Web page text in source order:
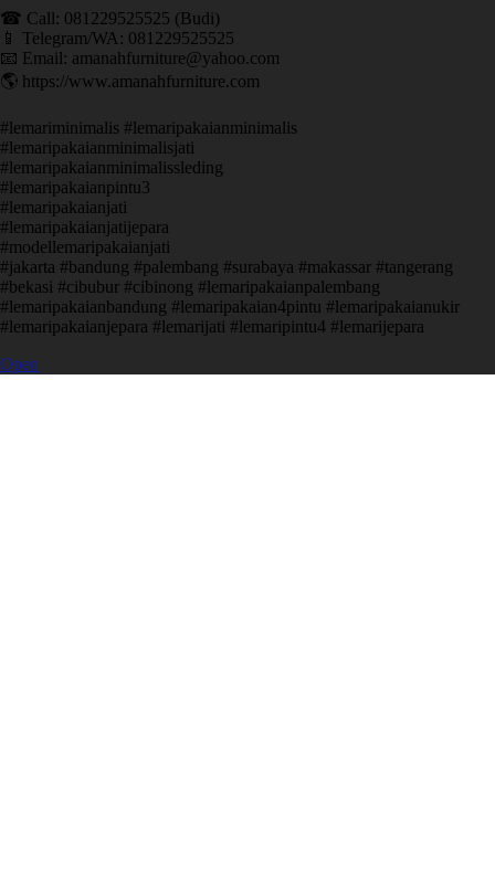
☎ Call: 081229525525 (Budi)
📱 Telegram/WA: 081229525525
📧 Email: amanahfurniture@yahoo.com
🌎 https://www.amanahfurniture.com
#lemariminimalis #lemaripakaianminimalis
#lemaripakaianminimalisjati
#lemaripakaianminimalissleding
#lemaripakaianpintu3
#lemaripakaianjati
#lemaripakaianjatijepara
#modellemaripakaianjati
#jakarta #bandung #palembang #surabaya #makassar #tangerang
#bekasi #cibubur #cibinong #lemaripakaianpalembang
#lemaripakaianbandung #lemaripakaian4pintu #lemaripakaianukir
#lemaripakaianjepara #lemarijati #lemaripintu4 #lemarijepara
Open